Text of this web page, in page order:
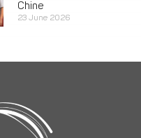
Chine
23 June 2026